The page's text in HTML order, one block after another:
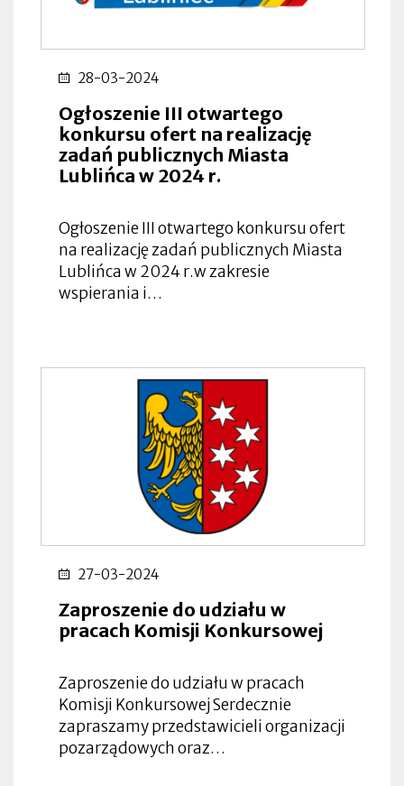
28-03-2024
Ogłoszenie III otwartego
konkursu ofert na realizację
zadań publicznych Miasta
Lublińca w 2024 r.
Ogłoszenie III otwartego konkursu ofert
na realizację zadań publicznych Miasta
Lublińca w 2024 r.w zakresie
wspierania i…
27-03-2024
Zaproszenie do udziału w
pracach Komisji Konkursowej
Zaproszenie do udziału w pracach
Komisji Konkursowej Serdecznie
zapraszamy przedstawicieli organizacji
pozarządowych oraz…